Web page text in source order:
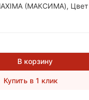
(МАКСИМА),
В корзину
Купить в 1 клик